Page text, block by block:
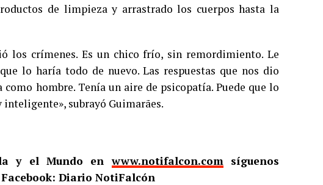
de limpieza y arrastrado los cuerpos hasta la
los crímenes. Es un chico frío, sin remordimiento. Le
lo haría todo de nuevo. Las respuestas que nos dio
hombre. Tenía un aire de psicopatía. Puede que lo
subrayó Guimarães.
y el Mundo enwww.notifalcon.comsíguenos
Diario NotiFalcón